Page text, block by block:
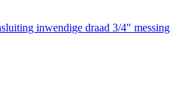
inwendige draad 3/4" messing